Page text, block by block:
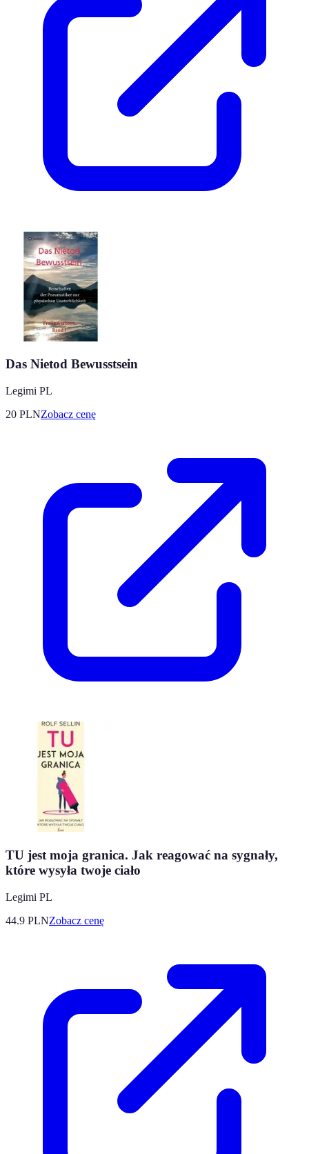
Das Nietod Bewusstsein
Legimi PL
20 PLNZobacz cenę
TU jest moja granica. Jak reagować na sygnały,
które wysyła twoje ciało
Legimi PL
44.9 PLNZobacz cenę